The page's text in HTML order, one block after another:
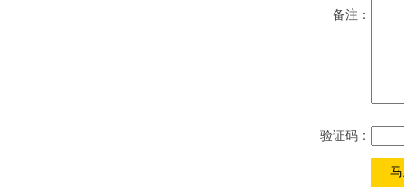
备注：
验证码：